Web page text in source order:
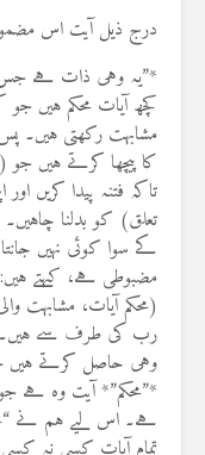
درج ذیل آیت اس
*”یہ وہی ذات ہے
کچھ آیات محکم ہیں
مشابہت رکھتی ہیں۔
کا پیچھا کرتے ہیں
تاکہ فتنہ پیدا کریں
تعلق) کو بدلنا
کے سوا کوئی نہیں
مضبوطی ہے، کہتے ہیں:
(محکم آیات، مشابہت
رب کی طرف سے
وہی حاصل کرتے ہیں جو
*”محکم”* آیت وہ ہے
ہے۔ اس لیے ہم نے